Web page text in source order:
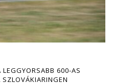
LEGGYORSABB 600-AS
SZLOVÁKIARINGEN